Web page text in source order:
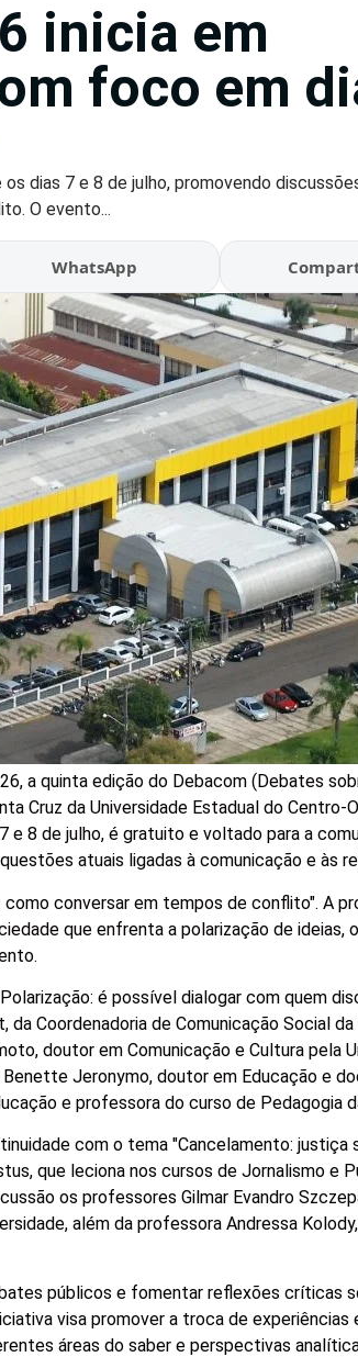
inicia em
foco em
dias 7 e 8 de julho, promovendo
O evento...
WhatsApp
a quinta edição do Debacom (Debates
Cruz da Universidade Estadual do
e 8 de julho, é gratuito e voltado para a
atuais ligadas à comunicação e às
conversar em tempos de conflito". A
que enfrenta a polarização de ideias,
é possível dialogar com quem
Coordenadoria de Comunicação Social da
doutor em Comunicação e Cultura pela
Jeronymo, doutor em Educação e
e professora do curso de Pedagogia
com o tema "Cancelamento: justiça
que leciona nos cursos de Jornalismo e
os professores Gilmar Evandro
além da professora Andressa
públicos e fomentar reflexões críticas
visa promover a troca de
áreas do saber e perspectivas